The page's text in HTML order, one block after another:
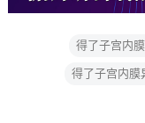
得了子宫内
得了子宫内膜